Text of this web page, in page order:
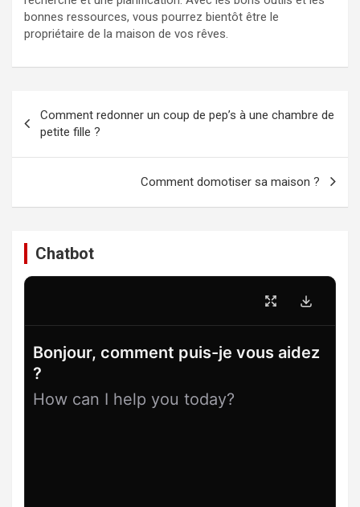
bonnes ressources, vous pourrez bientôt être le
propriétaire de la maison de vos rêves.
de
l’article
Comment redonner un coup de pep’s à une chambre de
petite fille ?
Comment domotiser sa maison ?
Chatbot
Bonjour, comment puis-je vous aidez
?
How can I help you today?